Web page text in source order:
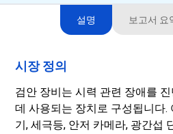
설명 보고서 요
시장 정의
검안 장비는 시력 관련 장애를
데 사용되는 장치로 구성됩니다.
기, 세극등, 안저 카메라, 광간섭